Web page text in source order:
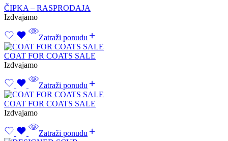
ČIPKA – RASPRODAJA
Izdvajamo
Zatraži ponudu
COAT FOR COATS SALE
Izdvajamo
Zatraži ponudu
COAT FOR COATS SALE
Izdvajamo
Zatraži ponudu